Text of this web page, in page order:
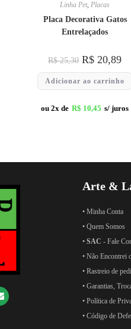
Linha Pet, Placas
Placa Decorativa Gatos
Entrelaçados
R$25,30 R$ 20,89
Adicionar ao carrinho
ou 2x de R$ 10,45 s/ juros
Arte &
• Minha Conta
• Quem Somos
• SAC - Fale
• Não Encontrei
• Rastreio de
• Garantias,
• Política de
• Código de